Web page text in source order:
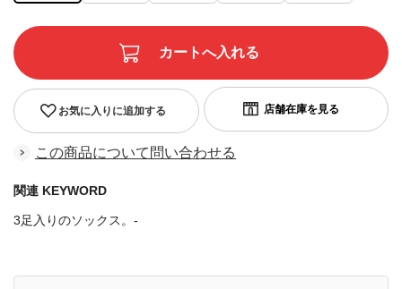
お気に入りに追加する
この商品について問い合わせる
関連 KEYWORD
3足入りのソックス。-